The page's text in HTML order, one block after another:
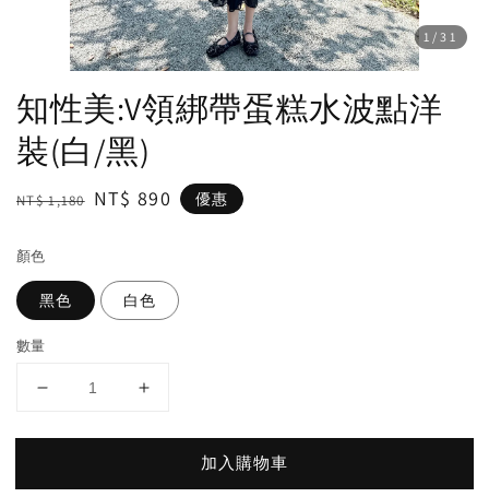
1 /31
知性美:V領綁帶蛋糕水波點洋
裝(白/黑)
Regular
NT$ 1,180 Sale
NT$ 890 優惠
顏色
黑色 白色
數量
加入購物車